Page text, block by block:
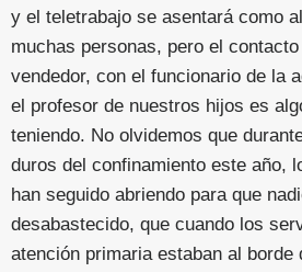
y el teletrabajo se asentará como
muchas personas, pero el
vendedor, con el funcionario de la
el profesor de nuestros hijos es
teniendo. No olvidemos que
duros del confinamiento este año,
han seguido abriendo para que
desabastecido, que cuando los
atención primaria estaban al borde